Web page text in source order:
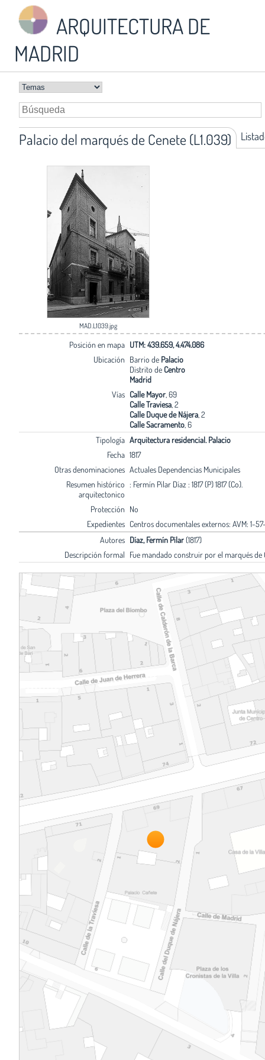
ARQUITECTURA DE
MADRID
Palacio del marqués de Cenete (L1.039)
MAD.L1039.jpg
Posición en mapa UTM: 439.659, 4.474.086
Ubicación Barrio de Palacio
Distrito de Centro
Madrid
Vías Calle Mayor, 69
Calle Traviesa, 2
Calle Duque de Nájera, 2
Calle Sacramento, 6
Tipología Arquitectura residencial. Palacio
Fecha 1817
Otras denominaciones Actuales Dependencias Municipales
Resumen histórico
arquitectonico
: Fermín Pilar Díaz : 1817 (P) 1817 (Co).
Protección No
Expedientes Centros documentales externos: AVM: 1-
Autores Díaz, Fermín Pilar(1817)
Descripción formal Fue mandado construir por el marqués de